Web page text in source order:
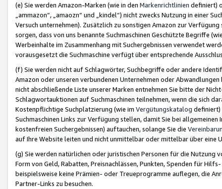
(e) Sie werden Amazon-Marken (wie in den Markenrichtlinien definiert)
„ammazon“, „amaozn“ und „kindel“) nicht zwecks Nutzung in einer
Versuch unternehmen). Zusätzlich zu sonstigen Amazon zur
sorgen, dass von uns benannte Suchmaschinen Geschützte Begriffe
Werbeinhalte im Zusammenhang mit Suchergebnissen verwendet
vorausgesetzt die Suchmaschine verfügt über entsprechende
(f) Sie werden nicht auf Schlagwörter, Suchbegriffe oder andere
Amazon oder unseren verbundenen Unternehmen oder
nicht abschließende Liste unserer Marken entnehmen Sie bitte der
Schlagwortauktionen auf Suchmaschinen teilnehmen, wenn die sich
Kostenpflichtige Suchplatzierung (wie im Vergütungskatalog definiert)
Suchmaschinen Links zur Verfügung stellen, damit Sie bei
kostenfreien Suchergebnissen) auftauchen, solange Sie die
auf Ihre Website leiten und nicht unmittelbar oder mittelbar über eine
(g) Sie werden natürlichen oder juristischen Personen für die Nutzung
Form von Geld, Rabatten, Preisnachlässen, Punkten, Spenden für
beispielsweise keine Prämien- oder Treueprogramme auflegen, die
Partner-Links zu besuchen.